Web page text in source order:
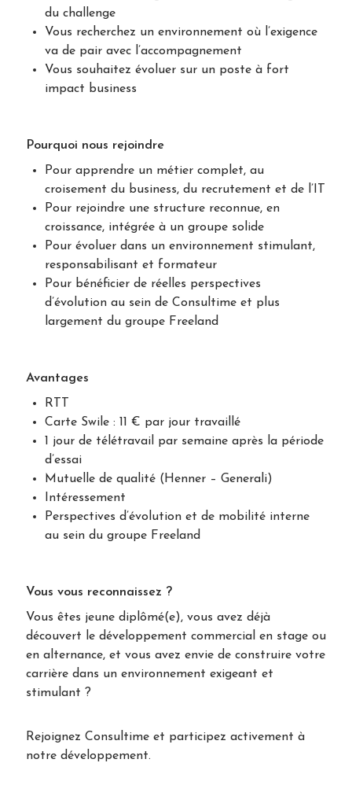
du challenge
Vous recherchez un environnement où l’exigence
va de pair avec l’accompagnement
Vous souhaitez évoluer sur un poste à fort
impact business
Pourquoi nous rejoindre
Pour apprendre un métier complet, au
croisement du business, du recrutement et de l’IT
Pour rejoindre une structure reconnue, en
croissance, intégrée à un groupe solide
Pour évoluer dans un environnement stimulant,
responsabilisant et formateur
Pour bénéficier de réelles perspectives
d’évolution au sein de Consultime et plus
largement du groupe Freeland
Avantages
RTT
Carte Swile : 11 € par jour travaillé
1 jour de télétravail par semaine après la période
d’essai
Mutuelle de qualité (Henner – Generali)
Intéressement
Perspectives d’évolution et de mobilité interne
au sein du groupe Freeland
Vous vous reconnaissez ?
Vous êtes jeune diplômé(e), vous avez déjà
découvert le développement commercial en stage ou
en alternance, et vous avez envie de construire votre
carrière dans un environnement exigeant et
stimulant ?
Rejoignez Consultime et participez activement à
notre développement.